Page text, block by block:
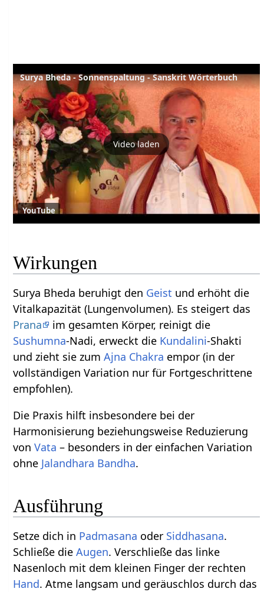
Surya Bheda - Sonnenspaltung - Sanskrit Wörterbuch
Video laden
YouTube
Wirkungen
Surya Bheda beruhigt den Geist und erhöht die
Vitalkapazität (Lungenvolumen). Es steigert das
Prana
im gesamten Körper, reinigt die
Sushumna-Nadi, erweckt die Kundalini-Shakti
und zieht sie zumAjna Chakra empor (in der
vollständigen Variation nur für Fortgeschrittene
empfohlen).
Die Praxis hilft insbesondere bei der
Harmonisierung beziehungsweise Reduzierung
vonVata – besonders in der einfachen Variation
ohne Jalandhara Bandha.
Ausführung
Setze dich in Padmasana oder Siddhasana.
Schließe dieAugen. Verschließe das linke
Nasenloch mit dem kleinen Finger der rechten
Hand. Atme langsam und geräuschlos durch das